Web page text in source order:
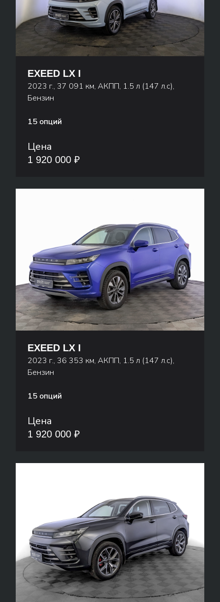
EXEED LX I
2023 г., 37 091 км, АКПП, 1.5 л (147 л.с),
Бензин
15 опций
Цена
1 920 000 ₽
EXEED LX I
2023 г., 36 353 км, АКПП, 1.5 л (147 л.с),
Бензин
15 опций
Цена
1 920 000 ₽